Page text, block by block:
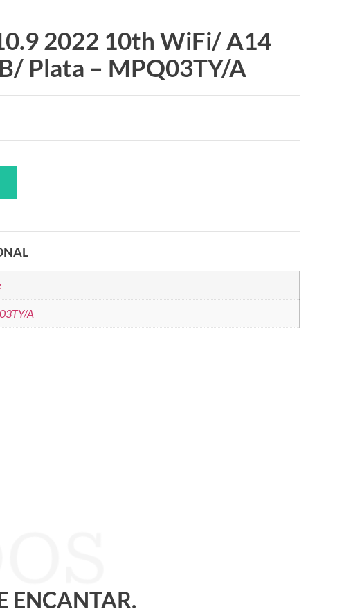
2022 10th WiFi/ A14
Plata – MPQ03TY/A
A
ENCANTAR.